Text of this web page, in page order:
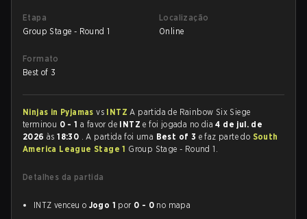
Etapa
Group Stage - Round 1
Localização
Online
Formato
Best of 3
Ninjas in Pyjamasvs INTZA partida de Rainbow Six Siege
terminou 0 - 1 a favor de INTZe foi jogada no dia4 de jul. de
2026 às18:30 . A partida foi uma Best of 3 e faz parte do South
America League Stage 1 Group Stage - Round 1.
Detalhes da partida
INTZ venceu o Jogo 1 por 0 - 0 no mapa